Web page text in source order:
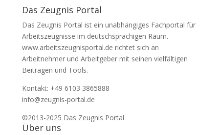
Das Zeugnis Portal
Das Zeugnis Portal ist ein unabhängiges Fachportal für
Arbeitszeugnisse im deutschsprachigen Raum.
www.arbeitszeugnisportal.de richtet sich an
Arbeitnehmer und Arbeitgeber mit seinen vielfältigen
Beiträgen und Tools.
Kontakt: +49 6103 3865888
info@zeugnis-portal.de
©2013-2025 Das Zeugnis Portal
Über uns